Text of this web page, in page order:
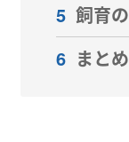
5 飼育
6 まとめ